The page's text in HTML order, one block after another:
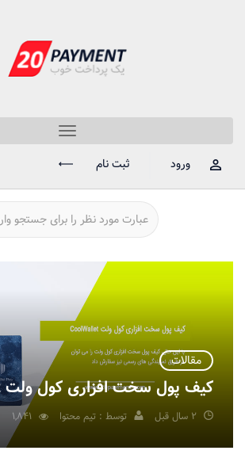
Toggle
navigation
ورود
ثبت نام
مقالات
کیف پول سخت افزاری کول ولت CoolWallet
2 سال قبل توسط : تیم محتوا